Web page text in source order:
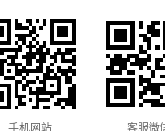
手机网站 客服微